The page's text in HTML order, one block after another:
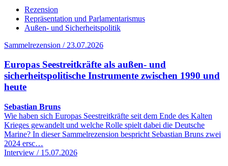
Rezension
Repräsentation und Parlamentarismus
Außen- und Sicherheitspolitik
Sammelrezension / 23.07.2026
Europas Seestreitkräfte als außen- und
sicherheitspolitische Instrumente zwischen 1990 und
heute
Sebastian Bruns
Wie haben sich Europas Seestreitkräfte seit dem Ende des Kalten
Krieges gewandelt und welche Rolle spielt dabei die Deutsche
Marine? In dieser Sammelrezension bespricht Sebastian Bruns zwei
2024 ersc…
Interview / 15.07.2026